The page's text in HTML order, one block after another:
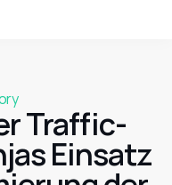
Traffic-
Einsatz